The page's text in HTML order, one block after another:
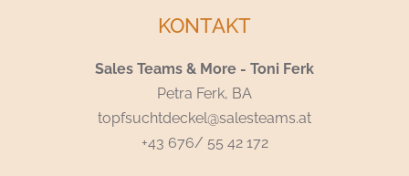
KONTAKT
Sales Teams & More - Toni Ferk
Petra Ferk, BA
topfsuchtdeckel@salesteams.at
+43 676/ 55 42 172